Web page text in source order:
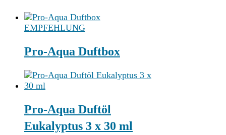
EMPFEHLUNG
Pro-Aqua Duftbox
Pro-Aqua Duftöl
Eukalyptus 3 x 30 ml